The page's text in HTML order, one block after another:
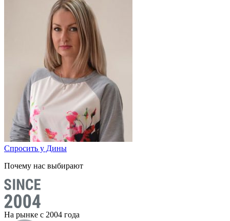
Спросить у Дины
Почему нас выбирают
На рынке с 2004 года